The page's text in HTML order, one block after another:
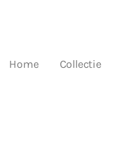
Home Collectie